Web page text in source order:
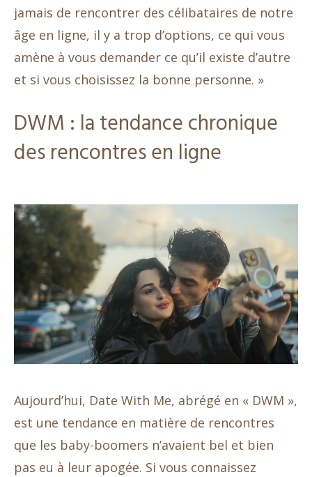
jamais de rencontrer des célibataires de notre
âge en ligne, il y a trop d’options, ce qui vous
amène à vous demander ce qu’il existe d’autre
et si vous choisissez la bonne personne. »
DWM : la tendance chronique
des rencontres en ligne
Aujourd’hui, Date With Me, abrégé en « DWM »,
est une tendance en matière de rencontres
que les baby-boomers n’avaient bel et bien
pas eu à leur apogée. Si vous connaissez